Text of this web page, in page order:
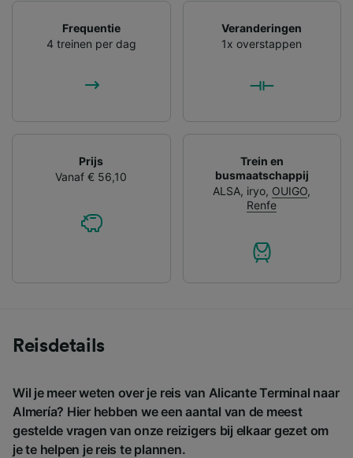
Frequentie
4 treinen per dag
Veranderingen
1x overstappen
Prijs
Vanaf € 56,10
Trein en
busmaatschappij
ALSA, iryo, OUIGO,
Renfe
Reisdetails
Wil je meer weten over je reis van Alicante Terminal naar
Almería? Hier hebben we een aantal van de meest
gestelde vragen van onze reizigers bij elkaar gezet om
je te helpen je reis te plannen.